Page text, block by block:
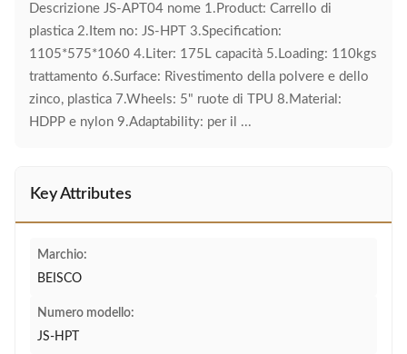
Descrizione JS-APT04 nome 1.Product: Carrello di
plastica 2.Item no: JS-HPT 3.Specification:
1105*575*1060 4.Liter: 175L capacità 5.Loading: 110kgs
trattamento 6.Surface: Rivestimento della polvere e dello
zinco, plastica 7.Wheels: 5" ruote di TPU 8.Material:
HDPP e nylon 9.Adaptability: per il ...
Key Attributes
Marchio:
BEISCO
Numero modello:
JS-HPT